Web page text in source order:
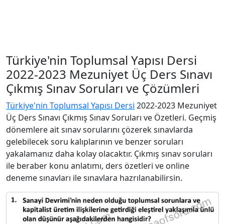
Türkiye'nin Toplumsal Yapısı Dersi
2022-2023 Mezuniyet Üç Ders Sınavı
Çıkmış Sınav Soruları ve Çözümleri
Türkiye'nin Toplumsal Yapısı Dersi 2022-2023 Mezuniyet
Üç Ders Sınavı Çıkmış Sınav Soruları ve Özetleri. Geçmiş
dönemlere ait sınav sorularını çözerek sınavlarda
gelebilecek soru kalıplarının ve benzer soruları
yakalamanız daha kolay olacaktır. Çıkmış sınav soruları
ile beraber konu anlatımı, ders özetleri ve online
deneme sınavları ile sınavlara hazrılanabilirsin.